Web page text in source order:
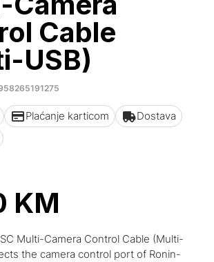
Cable
USB)
Plaćanje karticom
Dostava
KM
Multi-Camera Control Cable (Multi-
the camera control port of Ronin-